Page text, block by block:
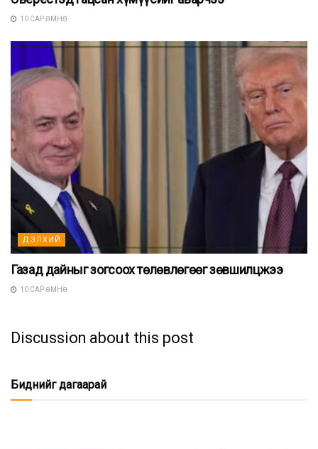
10 САР ӨМНӨ
ДЭЛХИЙ
Газад дайныг зогсоох төлөвлөгөөг зөвшилцжээ
10 САР ӨМНӨ
Discussion about this post
Биднийг дагаарай